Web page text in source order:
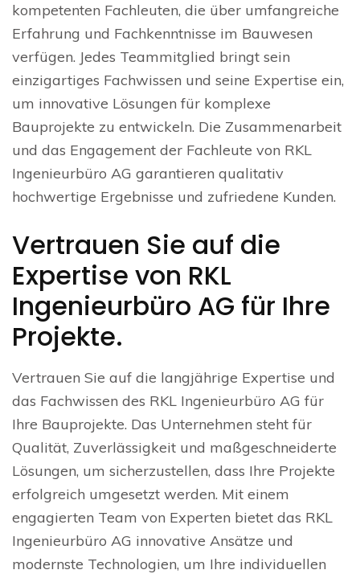
kompetenten Fachleuten, die über umfangreiche
Erfahrung und Fachkenntnisse im Bauwesen
verfügen. Jedes Teammitglied bringt sein
einzigartiges Fachwissen und seine Expertise ein,
um innovative Lösungen für komplexe
Bauprojekte zu entwickeln. Die Zusammenarbeit
und das Engagement der Fachleute von RKL
Ingenieurbüro AG garantieren qualitativ
hochwertige Ergebnisse und zufriedene Kunden.
Vertrauen Sie auf die
Expertise von RKL
Ingenieurbüro AG für Ihre
Projekte.
Vertrauen Sie auf die langjährige Expertise und
das Fachwissen des RKL Ingenieurbüro AG für
Ihre Bauprojekte. Das Unternehmen steht für
Qualität, Zuverlässigkeit und maßgeschneiderte
Lösungen, um sicherzustellen, dass Ihre Projekte
erfolgreich umgesetzt werden. Mit einem
engagierten Team von Experten bietet das RKL
Ingenieurbüro AG innovative Ansätze und
modernste Technologien, um Ihre individuellen